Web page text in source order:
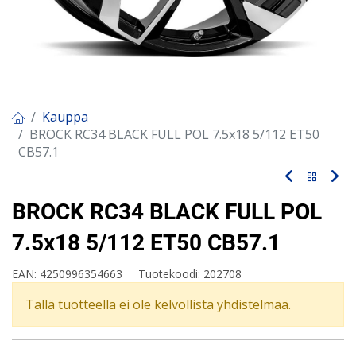
Kauppa
BROCK RC34 BLACK FULL POL 7.5x18 5/112 ET50
CB57.1
BROCK RC34 BLACK FULL POL
7.5x18 5/112 ET50 CB57.1
EAN: 4250996354663 Tuotekoodi: 202708
Tällä tuotteella ei ole kelvollista yhdistelmää.